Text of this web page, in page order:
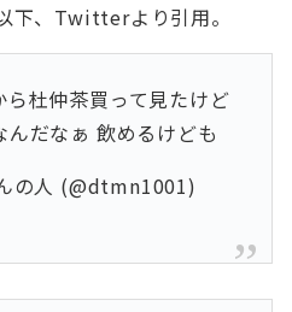
下、Twitterより引用。
杜仲茶買って見たけど
だなぁ 飲めるけども
の人 (@dtmn1001)